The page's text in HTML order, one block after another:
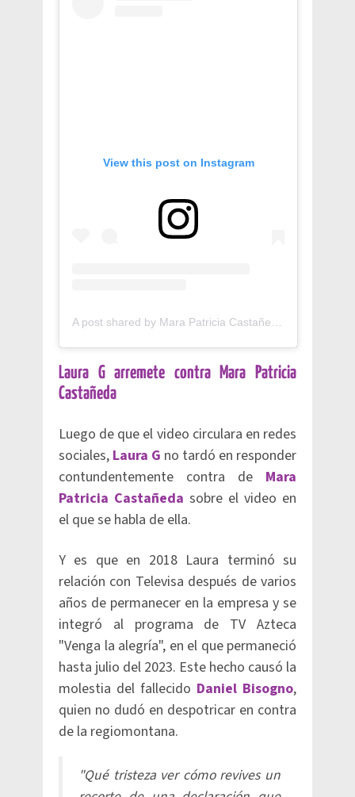
View this post on Instagram
A post shared by Mara Patricia Castañeda (@marapatriciacastaneda)
Laura G arremete contra Mara Patricia
Castañeda
Luego de que el video circulara en redes
sociales, Laura G no tardó en responder
contundentemente contra de Mara
Patricia Castañeda sobre el video en
el que se habla de ella.
Y es que en 2018 Laura terminó su
relación con Televisa después de varios
años de permanecer en la empresa y se
integró al programa de TV Azteca
"Venga la alegría", en el que permaneció
hasta julio del 2023. Este hecho causó la
molestia del fallecido Daniel Bisogno,
quien no dudó en despotricar en contra
de la regiomontana.
"Qué tristeza ver cómo revives un